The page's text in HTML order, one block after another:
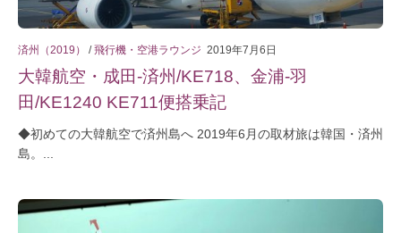
済州（2019） /飛行機・空港ラウンジ 2019年7月6日
大韓航空・成田-済州/KE718、金浦-羽
田/KE1240 KE711便搭乗記
◆初めての大韓航空で済州島へ 2019年6月の取材旅は韓国・済州
島。...